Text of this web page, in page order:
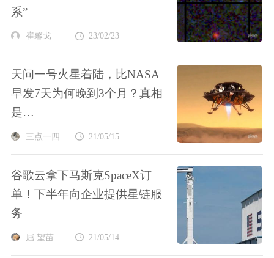
系”
崔馨戈 23/02/23
天问一号火星着陆，比NASA
早发7天为何晚到3个月？真相
是…
三点一四 21/05/15
谷歌云拿下马斯克SpaceX订
单！下半年向企业提供星链服
务
屈 望苗 21/05/14